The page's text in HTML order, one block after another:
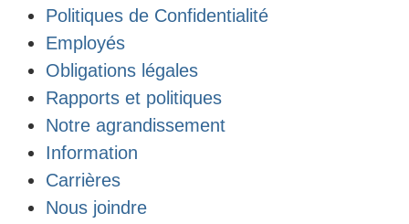
Politiques de Confidentialité
Employés
Obligations légales
Rapports et politiques
Notre agrandissement
Information
Carrières
Nous joindre